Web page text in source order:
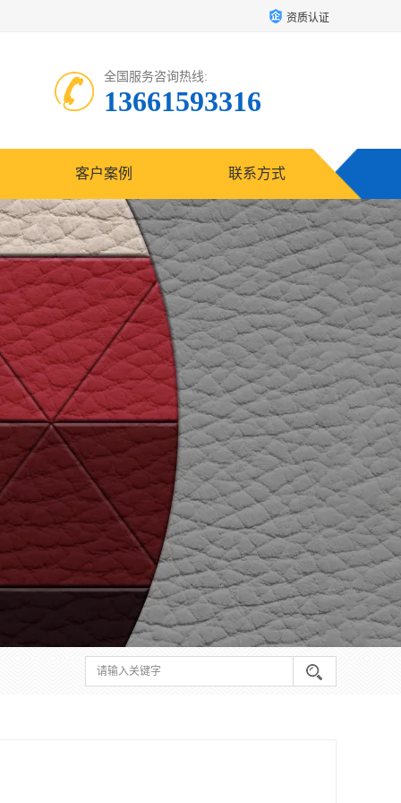
资质认证
全国服务咨询热线:
13661593316
客户案例 联系方式